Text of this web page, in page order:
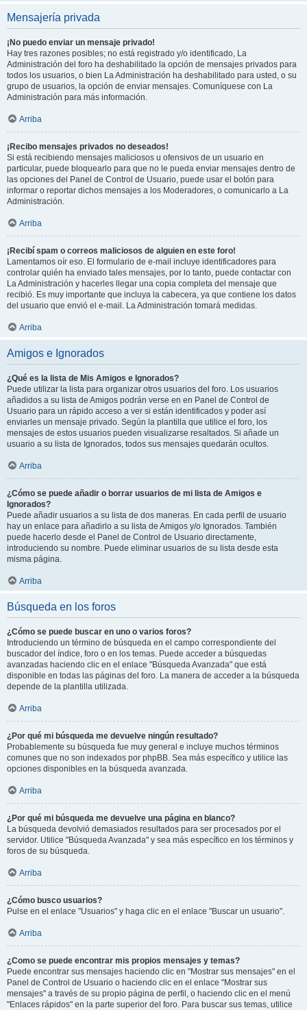
Mensajería privada
¡No puedo enviar un mensaje privado!
Hay tres razones posibles; no está registrado y/o identificado, La
Administración del foro ha deshabilitado la opción de mensajes privados para
todos los usuarios, o bien La Administración ha deshabilitado para usted, o su
grupo de usuarios, la opción de enviar mensajes. Comuníquese con La
Administración para más información.
Arriba
¡Recibo mensajes privados no deseados!
Si está recibiendo mensajes maliciosos u ofensivos de un usuario en
particular, puede bloquearlo para que no le pueda enviar mensajes dentro de
las opciones del Panel de Control de Usuario, puede usar el botón para
informar o reportar dichos mensajes a los Moderadores, o comunicarlo a La
Administración.
Arriba
¡Recibí spam o correos maliciosos de alguien en este foro!
Lamentamos oír eso. El formulario de e-mail incluye identificadores para
controlar quién ha enviado tales mensajes, por lo tanto, puede contactar con
La Administración y hacerles llegar una copia completa del mensaje que
recibió. Es muy importante que incluya la cabecera, ya que contiene los datos
del usuario que envió el e-mail. La Administración tomará medidas.
Arriba
Amigos e Ignorados
¿Qué es la lista de Mis Amigos e Ignorados?
Puede utilizar la lista para organizar otros usuarios del foro. Los usuarios
añadidos a su lista de Amigos podrán verse en en Panel de Control de
Usuario para un rápido acceso a ver si están identificados y poder así
enviarles un mensaje privado. Según la plantilla que utilice el foro, los
mensajes de estos usuarios pueden visualizarse resaltados. Si añade un
usuario a su lista de Ignorados, todos sus mensajes quedarán ocultos.
Arriba
¿Cómo se puede añadir o borrar usuarios de mi lista de Amigos e
Ignorados?
Puede añadir usuarios a su lista de dos maneras. En cada perfil de usuario
hay un enlace para añadirlo a su lista de Amigos y/o Ignorados. También
puede hacerlo desde el Panel de Control de Usuario directamente,
introduciendo su nombre. Puede eliminar usuarios de su lista desde esta
misma página.
Arriba
Búsqueda en los foros
¿Cómo se puede buscar en uno o varios foros?
Introduciendo un término de búsqueda en el campo correspondiente del
buscador del índice, foro o en los temas. Puede acceder a búsquedas
avanzadas haciendo clic en el enlace "Búsqueda Avanzada" que está
disponible en todas las páginas del foro. La manera de acceder a la búsqueda
depende de la plantilla utilizada.
Arriba
¿Por qué mi búsqueda me devuelve ningún resultado?
Probablemente su búsqueda fue muy general e incluye muchos términos
comunes que no son indexados por phpBB. Sea más específico y utilice las
opciones disponibles en la búsqueda avanzada.
Arriba
¿Por qué mi búsqueda me devuelve una página en blanco?
La búsqueda devolvió demasiados resultados para ser procesados por el
servidor. Utilice "Búsqueda Avanzada" y sea más específico en los términos y
foros de su búsqueda.
Arriba
¿Cómo busco usuarios?
Pulse en el enlace "Usuarios" y haga clic en el enlace "Buscar un usuario".
Arriba
¿Como se puede encontrar mis propios mensajes y temas?
Puede encontrar sus mensajes haciendo clic en "Mostrar sus mensajes" en el
Panel de Control de Usuario o haciendo clic en el enlace "Mostrar sus
mensajes" a través de su propio página de perfil, o haciendo clic en el menú
"Enlaces rápidos" en la parte superior del foro. Para buscar sus temas, utilice